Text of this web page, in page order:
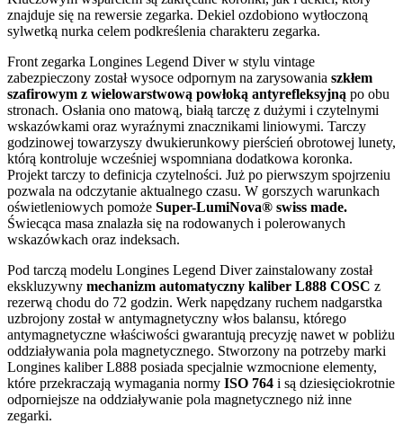
znajduje się na rewersie zegarka. Dekiel ozdobiono wytłoczoną
sylwetką nurka celem podkreślenia charakteru zegarka.
Front zegarka Longines Legend Diver w stylu vintage
zabezpieczony został wysoce odpornym na zarysowania szkłem
szafirowym z wielowarstwową powłoką antyrefleksyjną po obu
stronach. Osłania ono matową, białą tarczę z dużymi i czytelnymi
wskazówkami oraz wyraźnymi znacznikami liniowymi. Tarczy
godzinowej towarzyszy dwukierunkowy pierścień obrotowej lunety,
którą kontroluje wcześniej wspomniana dodatkowa koronka.
Projekt tarczy to definicja czytelności. Już po pierwszym spojrzeniu
pozwala na odczytanie aktualnego czasu. W gorszych warunkach
oświetleniowych pomoże Super-LumiNova® swiss made.
Świecąca masa znalazła się na rodowanych i polerowanych
wskazówkach oraz indeksach.
Pod tarczą modelu Longines Legend Diver zainstalowany został
ekskluzywny mechanizm automatyczny kaliber L888 COSC z
rezerwą chodu do 72 godzin. Werk napędzany ruchem nadgarstka
uzbrojony został w antymagnetyczny włos balansu, którego
antymagnetyczne właściwości gwarantują precyzję nawet w pobliżu
oddziaływania pola magnetycznego. Stworzony na potrzeby marki
Longines kaliber L888 posiada specjalnie wzmocnione elementy,
które przekraczają wymagania normy ISO 764 i są dziesięciokrotnie
odporniejsze na oddziaływanie pola magnetycznego niż inne
zegarki.